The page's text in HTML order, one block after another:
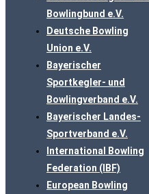
Bowlingbund e.V.
Deutsche Bowling
Union e.V.
Bayerischer
Sportkegler- und
Bowlingverband e.V.
Bayerischer Landes-
Sportverband e.V.
International Bowling
Federation (IBF)
European Bowling